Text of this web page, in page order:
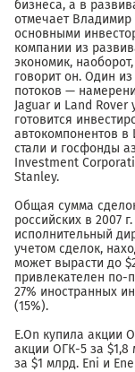
бизнеса, а в
отмечает
основными
компании из
экономик,
говорит он. Один
потоков —
Jaguar и Land
готовится
автокомпонентов в
стали и госфонды
Investment
Stanley.
Общая сумма
российских в 2007
исполнительный
учетом сделок,
может вырасти до
привлекателен по-
27% иностранных
(15%).
E.On купила акции
акции ОГК-5 за $1,8
за $1 млрд. Eni и